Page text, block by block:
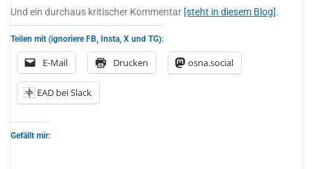
Und ein durchaus kritischer Kommentar [steht in diesem Blog].
Teilen mit (ignoriere FB, Insta, X und TG):
E-Mail Drucken osna.social
EAD bei Slack
Gefällt mir: